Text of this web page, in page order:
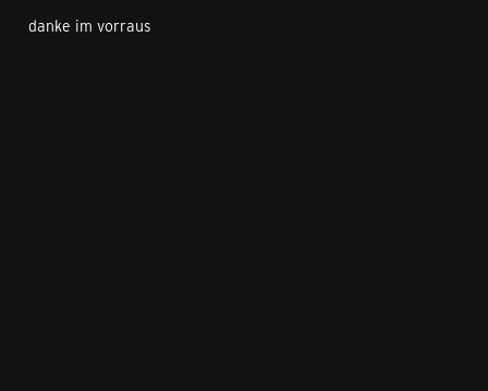
danke im vorraus